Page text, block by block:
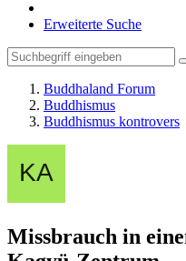
Erweiterte Suche
Buddhaland Forum
Buddhismus
Buddhismus kontrovers
Missbrauch in